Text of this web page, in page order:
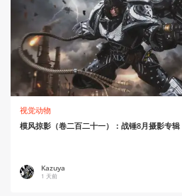
视觉动物
模风掠影（卷二百二十一）：战锤8月摄影专辑
Kazuya
1 天前